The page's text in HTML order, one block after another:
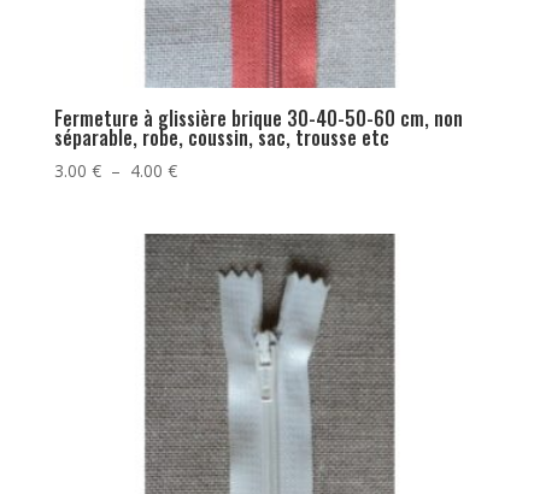
Fermeture à glissière brique 30-40-50-60 cm, non
séparable, robe, coussin, sac, trousse etc
3.00 € – 4.00 €Plage
3.00 €
à
4.00 €